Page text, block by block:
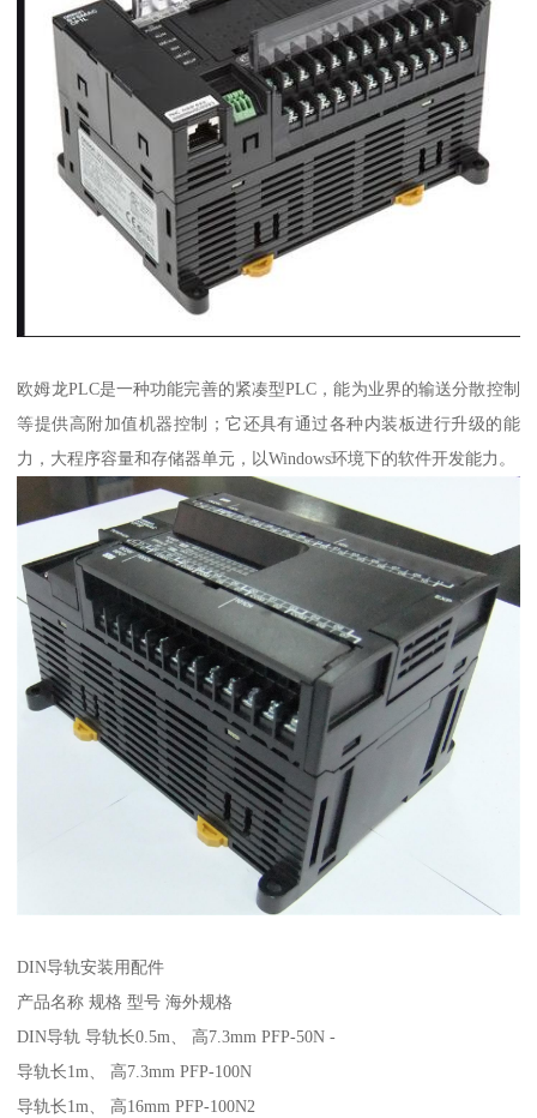
欧姆龙PLC是一种功能完善的紧凑型PLC，能为业界的输送分散控制
等提供高附加值机器控制；它还具有通过各种内装板进行升级的能
力，大程序容量和存储器单元，以Windows环境下的软件开发能力。
DIN导轨安装用配件
产品名称 规格 型号 海外规格
DIN导轨 导轨长0.5m、 高7.3mm PFP-50N -
导轨长1m、 高7.3mm PFP-100N
导轨长1m、 高16mm PFP-100N2